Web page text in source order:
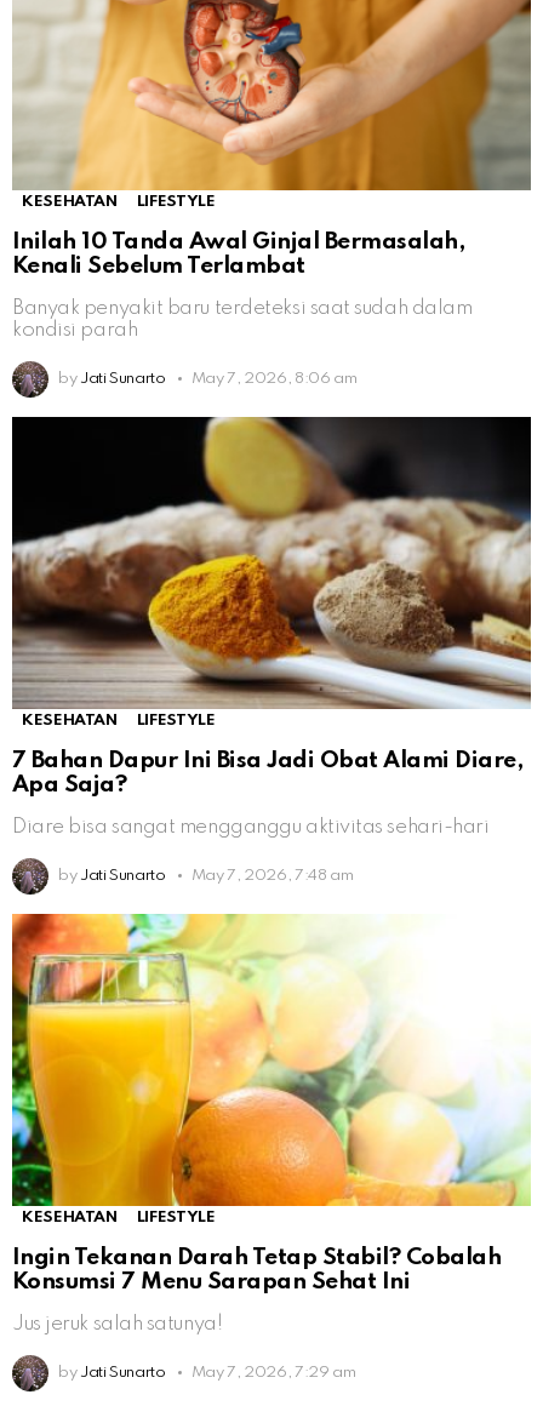
KESEHATAN LIFESTYLE
Inilah 10 Tanda Awal Ginjal Bermasalah,
Kenali Sebelum Terlambat
Banyak penyakit baru terdeteksi saat sudah dalam
kondisi parah
by Jati Sunarto May 7, 2026, 8:06 am
KESEHATAN LIFESTYLE
7 Bahan Dapur Ini Bisa Jadi Obat Alami Diare,
Apa Saja?
Diare bisa sangat mengganggu aktivitas sehari-hari
by Jati Sunarto May 7, 2026, 7:48 am
KESEHATAN LIFESTYLE
Ingin Tekanan Darah Tetap Stabil? Cobalah
Konsumsi 7 Menu Sarapan Sehat Ini
Jus jeruk salah satunya!
by Jati Sunarto May 7, 2026, 7:29 am